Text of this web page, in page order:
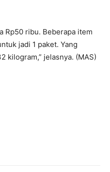
Rp50 ribu. Beberapa item
jadi 1 paket. Yang
kilogram,” jelasnya. (MAS)